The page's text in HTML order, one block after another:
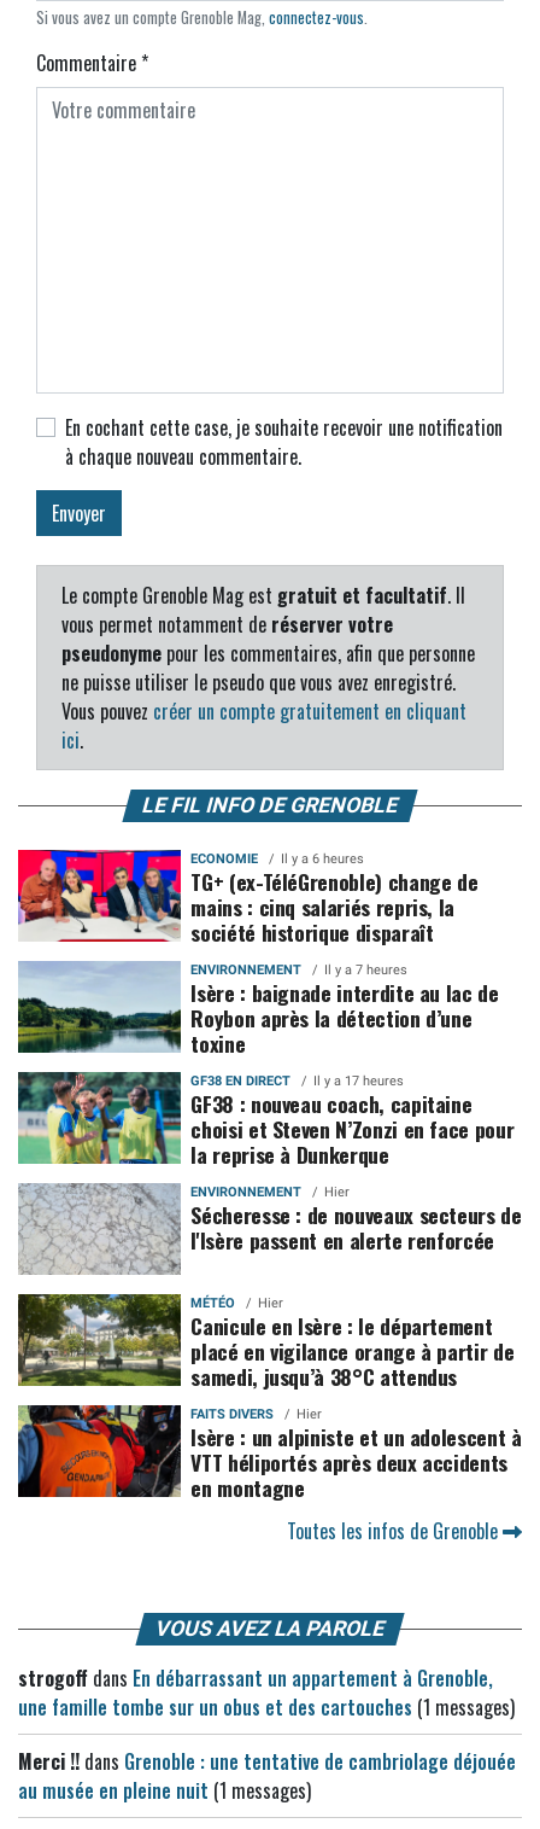
Si vous avez un compte Grenoble Mag, connectez-vous.
Commentaire*
En cochant cette case, je souhaite recevoir une notification
à chaque nouveau commentaire.
Le compte Grenoble Mag est gratuit et facultatif. Il
vous permet notamment de réserver votre
pseudonyme pour les commentaires, afin que personne
ne puisse utiliser le pseudo que vous avez enregistré.
Vous pouvez créer un compte gratuitement en cliquant
ici.
LE FIL INFO DE GRENOBLE
ECONOMIE Il y a 6 heures
TG+ (ex-TéléGrenoble) change de
mains : cinq salariés repris, la
société historique disparaît
ENVIRONNEMENT Il y a 7 heures
Isère : baignade interdite au lac de
Roybon après la détection d’une
toxine
GF38 EN DIRECT Il y a 17 heures
GF38 : nouveau coach, capitaine
choisi et Steven N’Zonzi en face pour
la reprise à Dunkerque
ENVIRONNEMENT Hier
Sécheresse : de nouveaux secteurs de
l'Isère passent en alerte renforcée
MÉTÉO Hier
Canicule en Isère : le département
placé en vigilance orange à partir de
samedi, jusqu’à 38°C attendus
FAITS DIVERS Hier
Isère : un alpiniste et un adolescent à
VTT héliportés après deux accidents
en montagne
Toutes les infos de Grenoble
VOUS AVEZ LA PAROLE
strogoff dans En débarrassant un appartement à Grenoble,
une famille tombe sur un obus et des cartouches (1 messages)
Merci !! dans Grenoble : une tentative de cambriolage déjouée
au musée en pleine nuit (1 messages)